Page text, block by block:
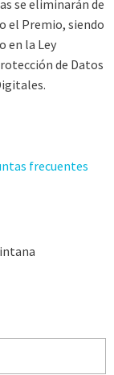
se eliminarán de
el Premio, siendo
en la Ley
de Datos
frecuentes